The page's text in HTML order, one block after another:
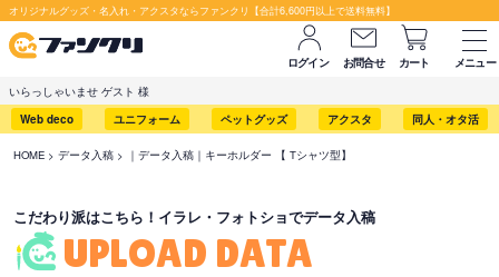
オリジナルグッズ・名入れ・アクスタならファンクリ【合計6,600円以上で送料無料】
ログイン お問合せ カート
メニュー
いらっしゃいませ ゲスト 様
Web deco
ユニフォーム ペットグッズ アクスタ 同人・オタ活
HOME データ入稿 ｜データ入稿｜キーホルダー 【 Tシャツ型】
こだわり派はこちら！イラレ・フォトショでデータ入稿
UPLOAD DATA